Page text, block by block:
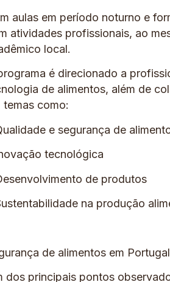
aulas em período noturno e
atividades profissionais, ao
local.
é direcionado a
de alimentos, além de
temas como:
e segurança de
tecnológica
de produtos
na produção
de alimentos em
dos principais pontos